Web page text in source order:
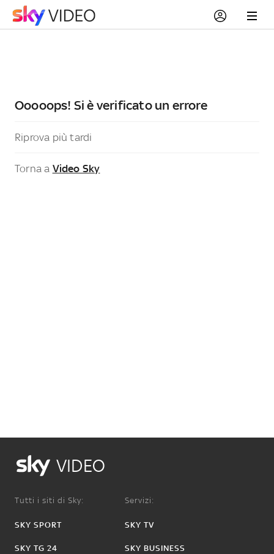
Ooooops! Si è verificato un errore
Riprova più tardi
Torna a Video Sky
VIDEO
Tutti i siti di Sky:
SKY SPORT
SKY TG 24
Servizi:
SKY TV
SKY BUSINESS